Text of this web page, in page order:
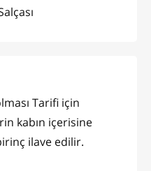
Tarifi için
kabın içerisine
ilave edilir.